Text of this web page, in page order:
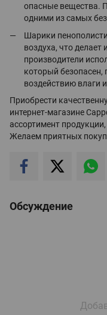
опасные вещества.
одними из самых
Шарики
воздуха, что делает
производители
который безопасен,
воздействию влаги
Приобрести
интернет-магазине
ассортимент
Желаем приятных
Обсуждение